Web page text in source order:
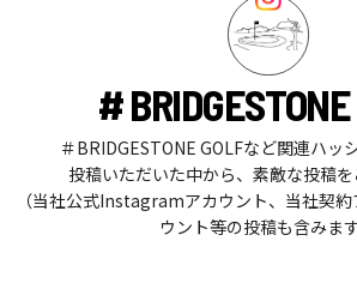
#
＃BRIDGESTONE GOLFなど関連ハッ
投稿いただいた中から、素敵な投稿を
（当社公式Instagramアカウント、当社契
ウント等の投稿も含みます